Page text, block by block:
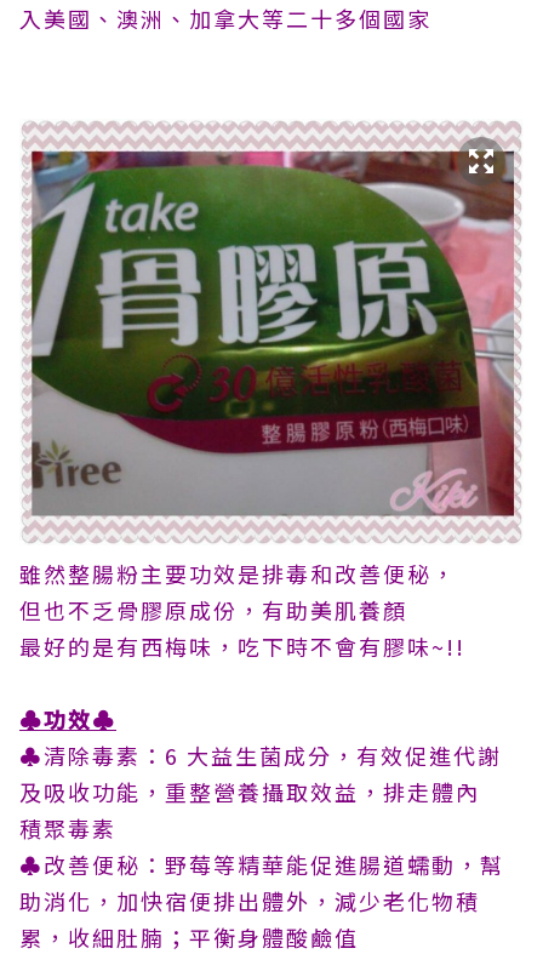
入美國、澳洲、加拿大等二十多個國家
雖然整腸粉主要功效是排毒和改善便秘，
但也不乏骨膠原成份，有助美肌養顏
最好的是有西梅味，吃下時不會有膠味~!!
♣功效♣
♣清除毒素：6 大益生菌成分，有效促進代謝
及吸收功能，重整營養攝取效益，排走體內
積聚毒素
♣改善便秘：野莓等精華能促進腸道蠕動，幫
助消化，加快宿便排出體外，減少老化物積
累，收細肚腩；平衡身體酸鹼值